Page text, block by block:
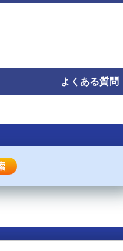
よくある質問